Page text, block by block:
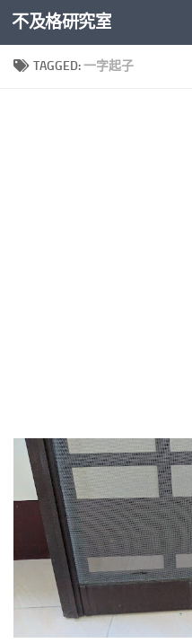
Skip to content
不及格研究室
TAGGED:一字起子